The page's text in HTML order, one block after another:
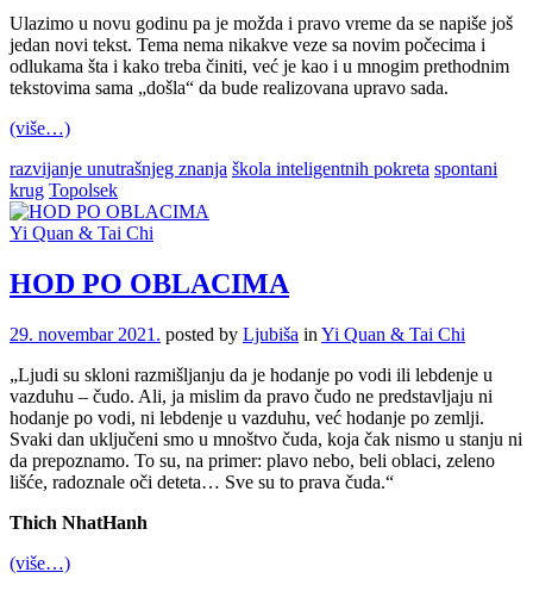
Ulazimo u novu godinu pa je možda i pravo vreme da se napiše još
jedan novi tekst. Tema nema nikakve veze sa novim počecima i
odlukama šta i kako treba činiti, već je kao i u mnogim prethodnim
tekstovima sama „došla“ da bude realizovana upravo sada.
(više…)
razvijanje unutrašnjeg znanja škola inteligentnih pokreta spontani
krug Topolsek
Yi Quan & Tai Chi
HOD PO OBLACIMA
29. novembar 2021. posted by Ljubiša in Yi Quan & Tai Chi
„Ljudi su skloni razmišljanju da je hodanje po vodi ili leb­denje u
vazduhu – čudo. Ali, ja mislim da pravo čudo ne predstavljaju ni
hodanje po vodi, ni lebdenje u vazduhu, već hodanje po zemlji.
Svaki dan uključeni smo u mnoštvo čuda, koja čak nismo u stanju ni
da prepoznamo. To su, na primer: plavo nebo, beli oblaci, zeleno
lišće, radoznale oči deteta… Sve su to prava čuda.“
Thich NhatHanh
(više…)